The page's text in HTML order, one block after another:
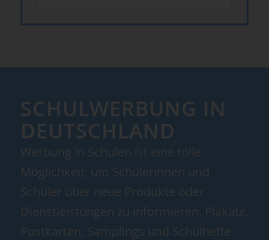
SCHULWERBUNG IN
DEUTSCHLAND
Werbung in Schulen ist eine tolle
Möglichkeit, um Schülerinnen und
Schüler über neue Produkte oder
Dienstleistungen zu informieren. Plakate,
Postkarten, Samplings und Schulhefte